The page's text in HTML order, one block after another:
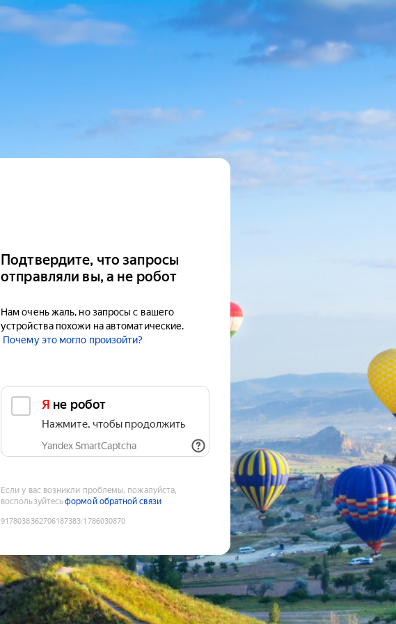
Подтвердите, что запросы
отправляли вы, а не робот
Нам очень жаль, но запросы с вашего
устройства похожи на автоматические.
Почему это могло произойти?
Я не робот
Нажмите, чтобы продолжить
Yandex SmartCaptcha
Если у вас возникли проблемы, пожалуйста,
воспользуйтесьформой обратной связи
9178038362706187383:1786030870